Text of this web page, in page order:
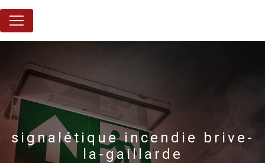
signalétique incendie brive-
la-gaillarde
Panneau de gestion des cookies